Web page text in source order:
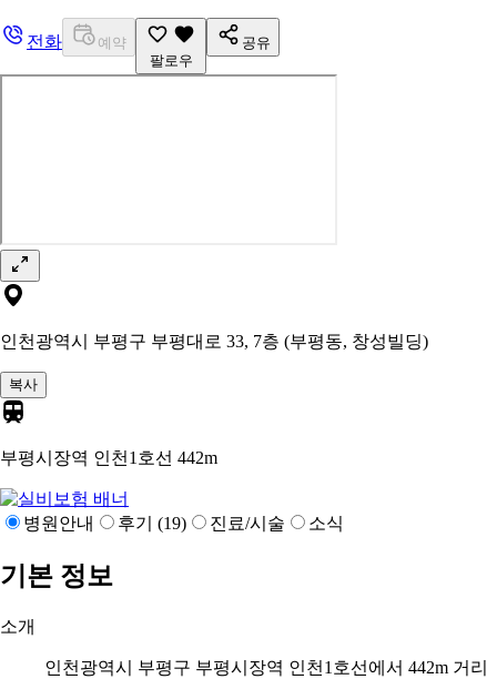
전화
예약
팔로우
공유
인천광역시 부평구 부평대로 33, 7층 (부평동, 창성빌딩)
복사
부평시장역 인천1호선 442m
병원안내 후기 (19) 진료/시술 소식
기본 정보
소개
인천광역시 부평구 부평시장역 인천1호선에서 442m 거리